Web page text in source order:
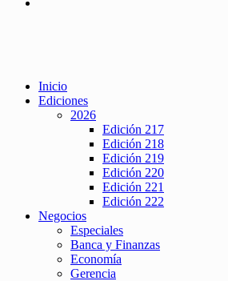
Inicio
Ediciones
2026
Edición 217
Edición 218
Edición 219
Edición 220
Edición 221
Edición 222
Negocios
Especiales
Banca y Finanzas
Economía
Gerencia